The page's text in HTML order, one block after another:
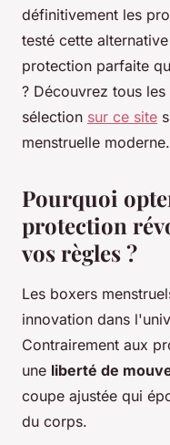
définitivement les
testé cette
protection parfaite
? Découvrez tous
sélection sur ce site
menstruelle moderne.
Pourquoi
protection
vos règles ?
Les boxers
innovation dans
Contrairement aux
une liberté de
coupe ajustée qui
du corps.